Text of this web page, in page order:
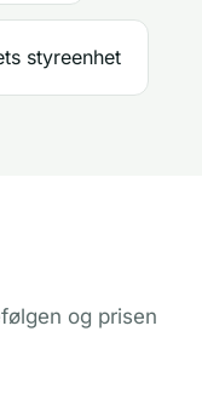
styreenhet
og prisen